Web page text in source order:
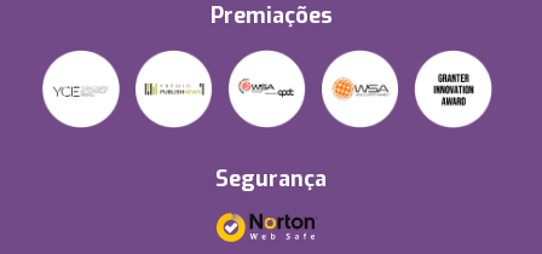
Premiações
Segurança